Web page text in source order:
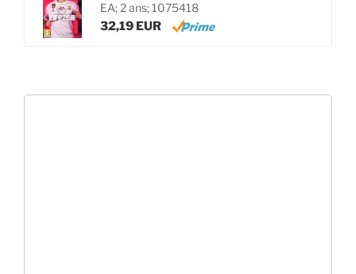
EA; 2 ans; 1075418
32,19 EUR